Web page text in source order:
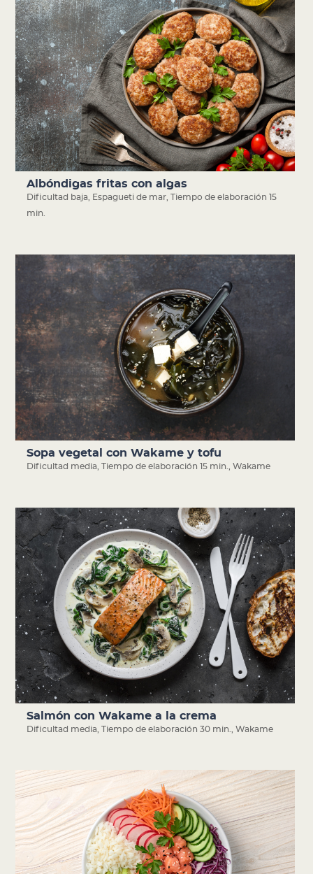
Albóndigas fritas con algas
Dificultad baja Espagueti de mar
Tiempo de elaboración 15
min.
Sopa vegetal con Wakame y tofu
Dificultad media Tiempo de elaboración 15 min. Wakame
Salmón con Wakame a la crema
Dificultad media ,Tiempo de elaboración 30 min. ,Wakame